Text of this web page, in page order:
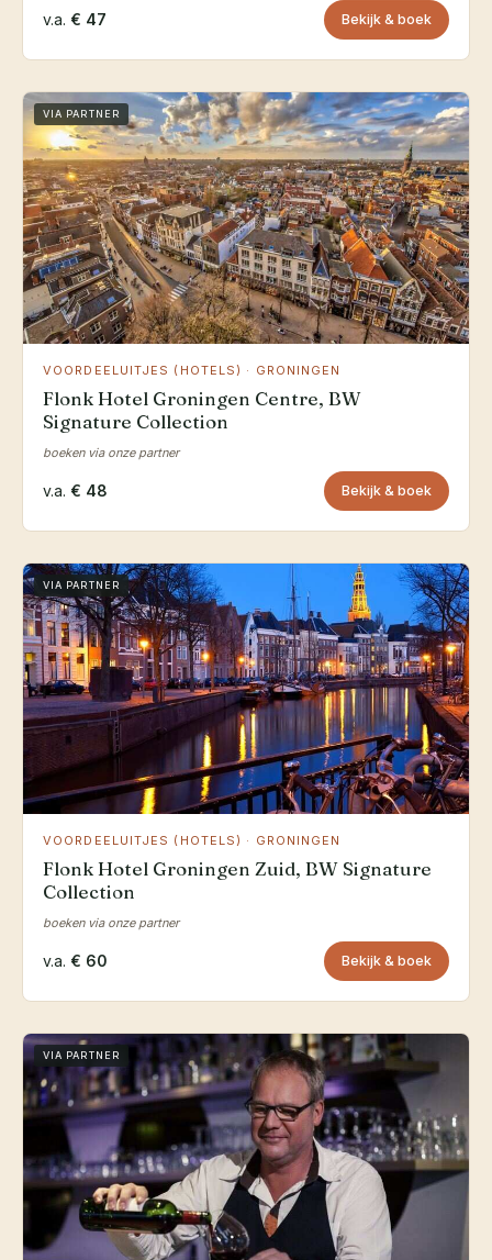
v.a. € 47 Bekijk & boek
VIA PARTNER
VOORDEELUITJES (HOTELS) · GRONINGEN
Flonk Hotel Groningen Centre, BW
Signature Collection
boeken via onze partner
v.a. € 48 Bekijk & boek
VIA PARTNER
VOORDEELUITJES (HOTELS) · GRONINGEN
Flonk Hotel Groningen Zuid, BW Signature
Collection
boeken via onze partner
v.a. € 60 Bekijk & boek
VIA PARTNER